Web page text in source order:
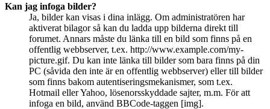
Kan jag infoga bilder?
Ja, bilder kan visas i dina inlägg. Om administratören har
aktiverat bilagor så kan du ladda upp bilderna direkt till
forumet. Annars måste du länka till en bild som finns på en
offentlig webbserver, t.ex. http://www.example.com/my-
picture.gif. Du kan inte länka till bilder som bara finns på din
PC (såvida den inte är en offentlig webbserver) eller till bilder
som finns bakom autentiseringsmekanismer, som t.ex.
Hotmail eller Yahoo, lösenorsskyddade sajter, m.m. För att
infoga en bild, använd BBCode-taggen [img].